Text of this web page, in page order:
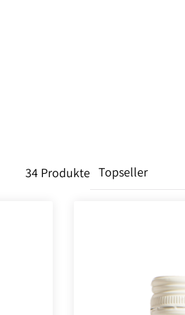
34 Produkte